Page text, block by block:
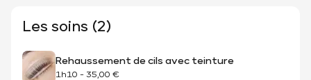
Les soins (2)
Rehaussement de cils avec teinture
1h10 - 35,00 €